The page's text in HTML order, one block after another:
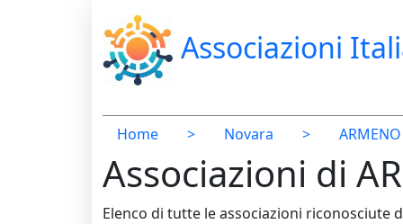
Associazioni
Home > Novara > ARMENO
Associazioni di
Elenco di tutte le associazioni riconosciute